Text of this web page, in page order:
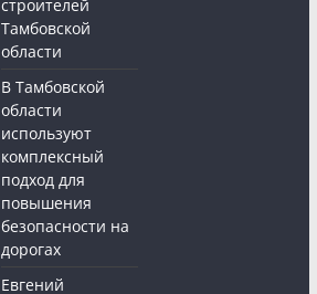
строителей
Тамбовской
области
В Тамбовской
области
используют
комплексный
подход для
повышения
безопасности на
дорогах
Евгений